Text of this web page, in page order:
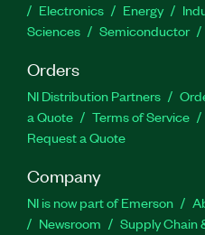
Electronics
Energy
Sciences
Semiconductor
Orders
NI Distribution Partners
a Quote
Terms of Service
Request a Quote
Company
NI is now part of Emerson
Newsroom
Supply Chain